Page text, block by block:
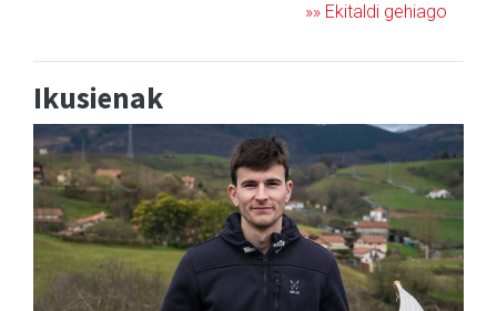
»» Ekitaldi gehiago
Ikusienak